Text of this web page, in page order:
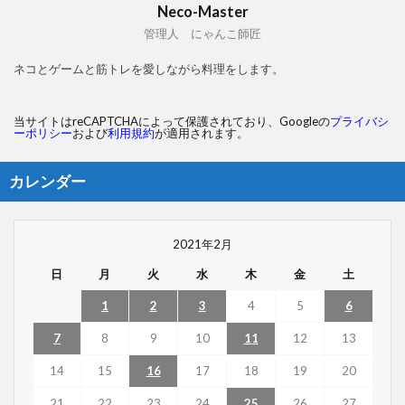
Neco-Master
管理人 にゃんこ師匠
ネコとゲームと筋トレを愛しながら料理をします。
当サイトはreCAPTCHAによって保護されており、Googleのプライバシ
ーポリシーおよび利用規約が適用されます。
カレンダー
2021年2月
日 月 火 水 木 金 土
1 2 3 4 5 6
7 8 9 10 11 12 13
14 15 16 17 18 19 20